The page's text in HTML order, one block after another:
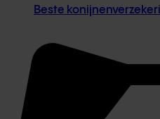
Beste